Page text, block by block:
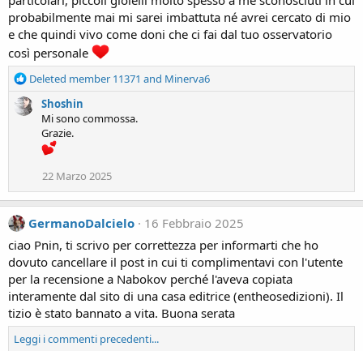
s
:
probabilmente mai mi sarei imbattuta né avrei cercato di mio
e che quindi vivo come doni che ci fai dal tuo osservatorio
così personale
R
a
s
:
Deleted member 11371 and Minerva6
Shoshin
Mi sono commossa.
Grazie.
22 Marzo 2025
GermanoDalcielo
16 Febbraio 2025
ciao Pnin, ti scrivo per correttezza per informarti che ho
dovuto cancellare il post in cui ti complimentavi con l'utente
per la recensione a Nabokov perché l'aveva copiata
interamente dal sito di una casa editrice (entheosedizioni). Il
tizio è stato bannato a vita. Buona serata
Leggi i commenti precedenti...